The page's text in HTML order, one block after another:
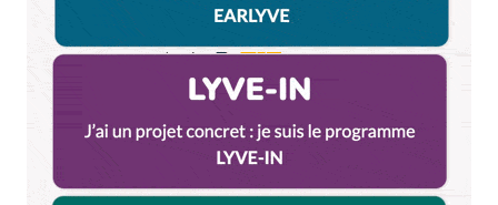
qu’il soit en grande partie par Conseil européen
d’une part. Et également au point de vue
construction. Ceci etant il est vrai qu’il y a moins
d’Hectar emmenagé qu’a Marseille. (Chauvin
comme je suis je me permet de glisser un petit
“moins de quantité pour plus de qualité“
Voilà sinon tout le reste me surprends, felicitation